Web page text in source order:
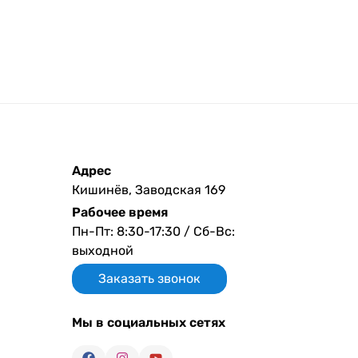
Адрес
Кишинёв, Заводская 169
Рабочее время
Пн-Пт: 8:30-17:30 / Сб-Вс:
выходной
Заказать звонок
Мы в социальных сетях